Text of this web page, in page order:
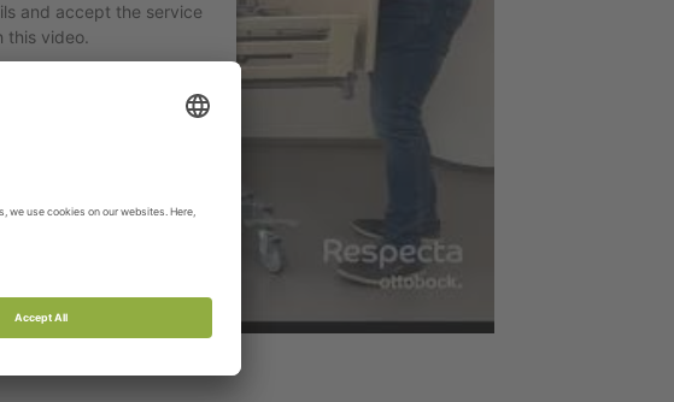
and accept the service
this video.